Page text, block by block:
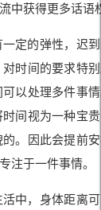
中获得更多话语
定的弹性，迟
时间的要求特
以处理多件事
间视为一种宝
。因此会提前
注于一件事情。
中，身体距离